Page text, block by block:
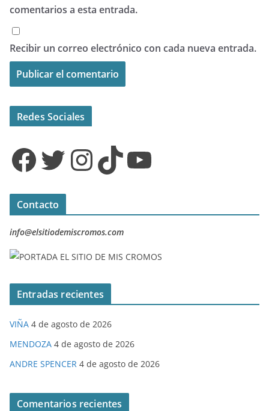
comentarios a esta entrada.
Recibir un correo electrónico con cada nueva entrada.
Redes Sociales
Facebook Twitter InstagramTikTok YouTube
Contacto
info@elsitiodemiscromos.com
Entradas recientes
VIÑA 4 de agosto de 2026
MENDOZA 4 de agosto de 2026
ANDRE SPENCER 4 de agosto de 2026
Comentarios recientes